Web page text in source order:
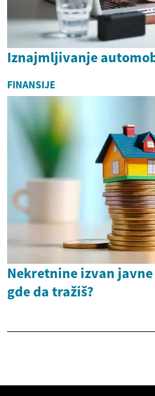
Iznajmljivanje
FINANSIJE
Nekretnine izvan
gde da tražiš?